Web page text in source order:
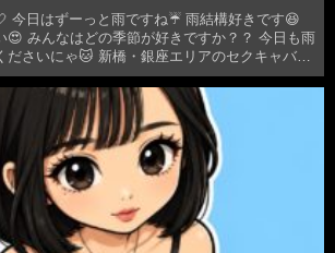
今日はずーっと雨ですね☔️ 雨結構好きです😆
😍 みんなはどの季節が好きですか？？ 今日も雨
さいにゃ🐱 新橋・銀座エリアのセクキャバ・
密…